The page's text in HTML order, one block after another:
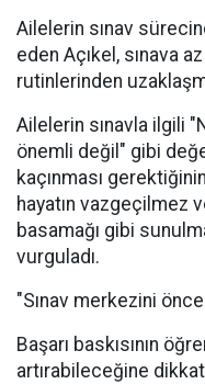
Ailelerin sınav
eden Açıkel, sınava
rutinlerinden
Ailelerin sınavla ilgili
önemli değil" gibi
kaçınması
hayatın vazgeçilmez
basamağı gibi
vurguladı.
"Sınav merkezini
Başarı baskısının
artırabileceğine